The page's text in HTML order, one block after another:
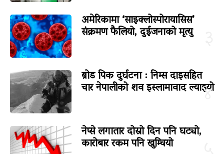
अमेरिकामा ‘साइक्लोस्पोरायासिस’
संक्रमण फैलियो, दुईजनाको मृत्यु
४
ब्रोड पिक दुर्घटना : निम्स दाइसहित
चार नेपालीको शव इस्लामावाद ल्याइयो
नेप्से लगातार दोस्रो दिन पनि घट्यो,
कारोबार रकम पनि खुम्चियो